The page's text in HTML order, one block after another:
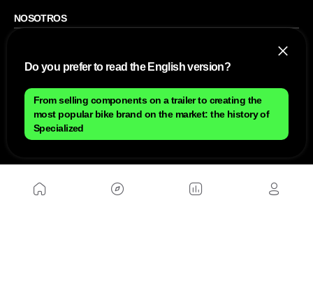
NOSOTROS
Anúnciate con nosotros
Política de privacidad
Contacto
Trabaja con nosotros
WEBS AMIGAS
Do you prefer to read the English version?
From selling components on a trailer to creating the
most popular bike brand on the market: the history of
Specialized